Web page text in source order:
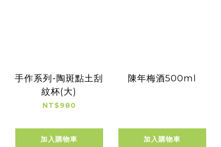
手作系列-陶斑點土刮
紋杯(大)
NT$980
加入購物車
陳年梅酒500ml
加入購物車